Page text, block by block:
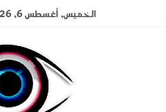
الخميس, أغسطس 6, 2026